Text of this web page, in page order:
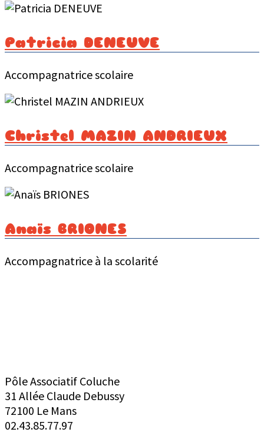
Patricia DENEUVE
Accompagnatrice scolaire
Christel MAZIN ANDRIEUX
Accompagnatrice scolaire
Anaïs BRIONES
Accompagnatrice à la scolarité
Pôle Associatif Coluche
31 Allée Claude Debussy
72100 Le Mans
02.43.85.77.97